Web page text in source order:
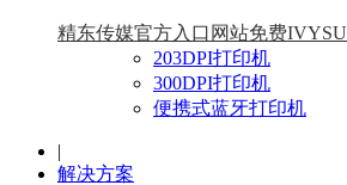
精东传媒官方入口网站免费
203DPI打印机
300DPI打印机
便携式蓝牙打印机
|
解决方案